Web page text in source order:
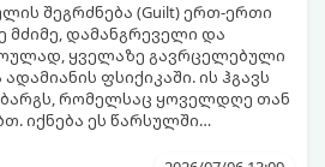
შეგრძნება (Guilt) ერთ-ერთი
მძიმე, დამანგრეველი და
ყველაზე გავრცელებული
ფსიქიკაში. ის ჰგავს
რომელსაც ყოველდღე თან
იქნება ეს წარსულში